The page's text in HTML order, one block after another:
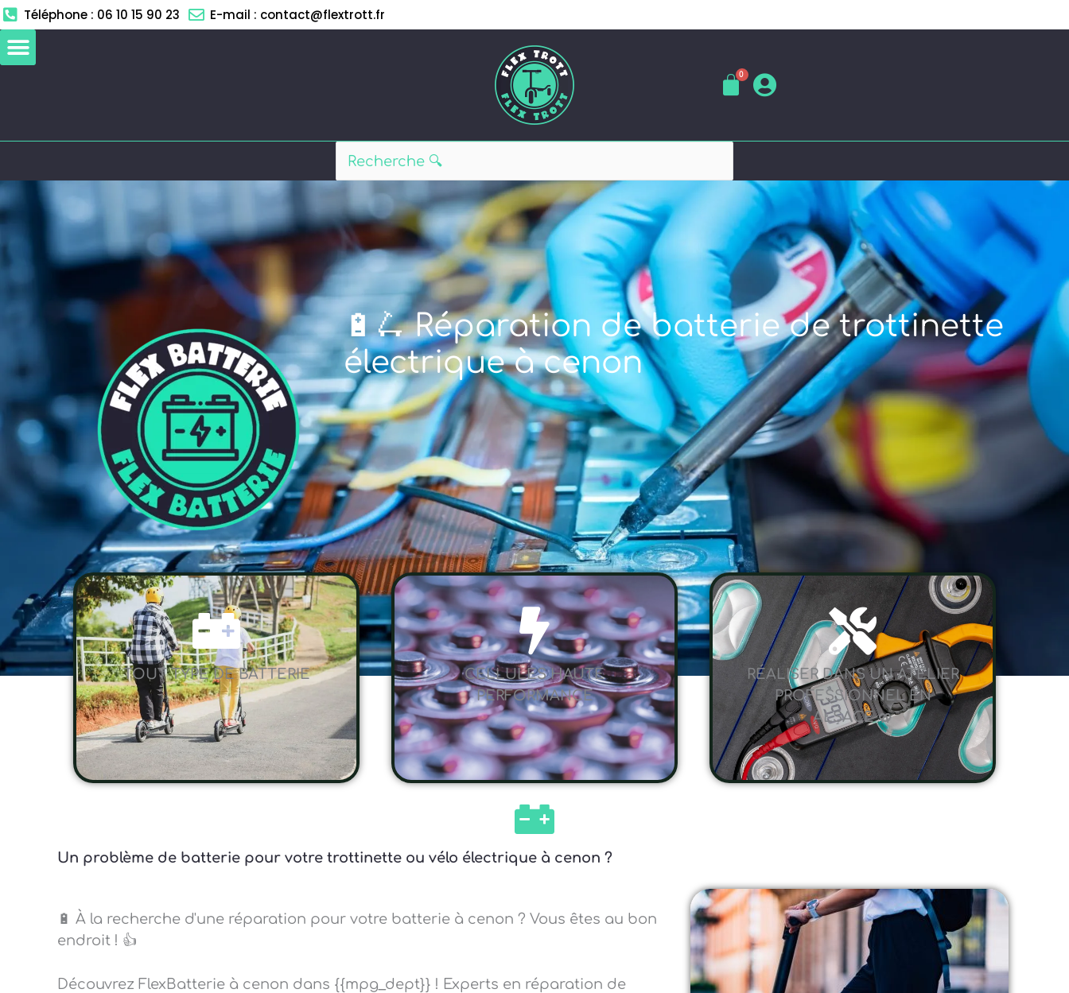
Aller
au
contenu
Téléphone : 06 10 15 90 23 E-mail : contact@flextrott.fr
🔋🛴 Réparation de batterie de trottinette
électrique à cenon
TOUT TYPE DE BATTERIE
CELLULES HAUTE
PERFORMANCE
RÉALISER DANS UN ATELIER
PROFESSIONNEL EN
ALSACE 🥨
Un problème de batterie pour votre trottinette ou vélo électrique à cenon ?
🔋 À la recherche d'une réparation pour votre batterie à cenon ? Vous êtes au bon
endroit ! 👍
Découvrez FlexBatterie à cenon dans {{mpg_dept}} ! Experts en réparation de